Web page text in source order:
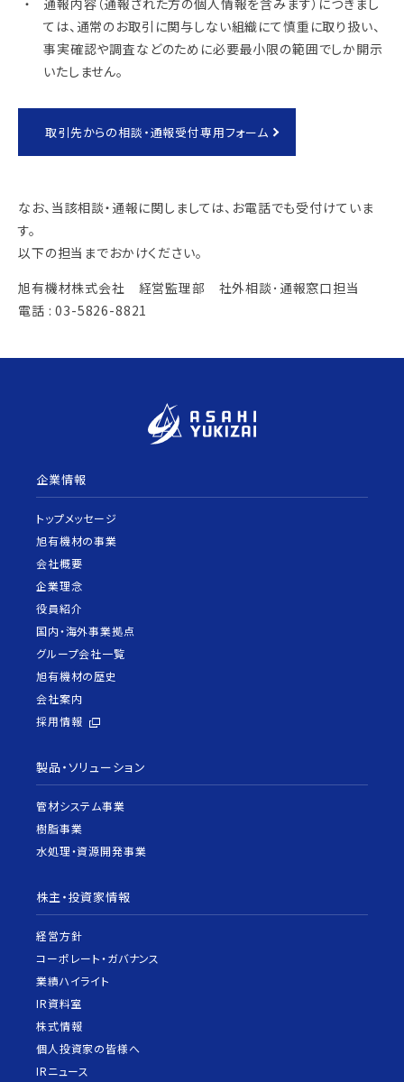
ては、通常のお取引に関与しない組織にて慎重に取り扱い、
事実確認や調査などのために必要最小限の範囲でしか開示
いたしません。
取引先からの相談・通報受付専用フォーム
なお、当該相談・通報に関しましては、お電話でも受付けていま
す。
以下の担当までおかけください。
旭有機材株式会社 経営監理部 社外相談･通報窓口担当
電話 : 03-5826-8821
企業情報
トップメッセージ
旭有機材の事業
会社概要
企業理念
役員紹介
国内・海外事業拠点
グループ会社一覧
旭有機材の歴史
会社案内
採用情報
製品・ソリューション
管材システム事業
樹脂事業
水処理・資源開発事業
株主・投資家情報
経営方針
コーポレート・ガバナンス
業績ハイライト
IR資料室
株式情報
個人投資家の皆様へ
IRニュース